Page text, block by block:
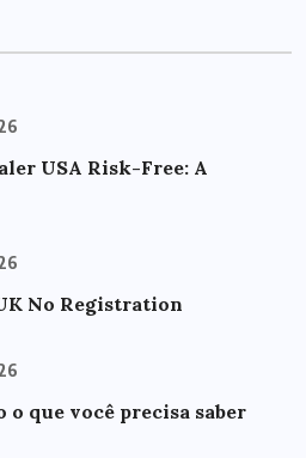
USA Risk-Free: A
No Registration
o que você precisa saber